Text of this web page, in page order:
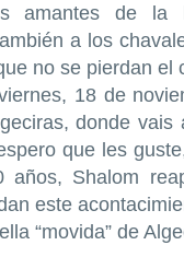
amantes de
a los
no se pierdan el
18 de
donde vais
que les
años, Shalom
este
“movida” de